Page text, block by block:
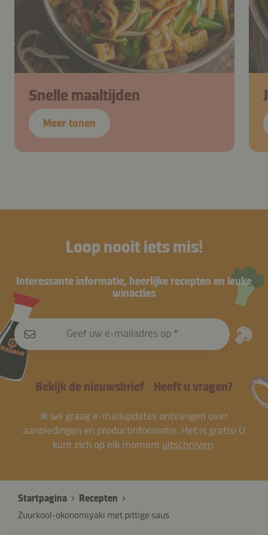
Snelle maaltijden
Meer tonen
Loop nooit iets mis!
Interessante informatie, heerlijke recepten en leuke
winacties
Geef uw e-mailadres op
Bekijk de nieuwsbrief Heeft u vragen?
Ik wil graag e-mailupdates ontvangen over
aanbiedingen en productinformatie. Het is gratis! U
kunt zich op elk moment uitschrijven.
Startpagina
Recepten
Zuurkool-okonomiyaki met pittige saus